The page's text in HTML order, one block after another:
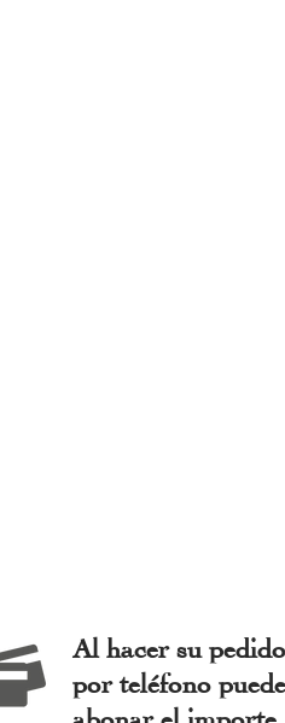
Al hacer su pedido
por teléfono puede
abonar el importe